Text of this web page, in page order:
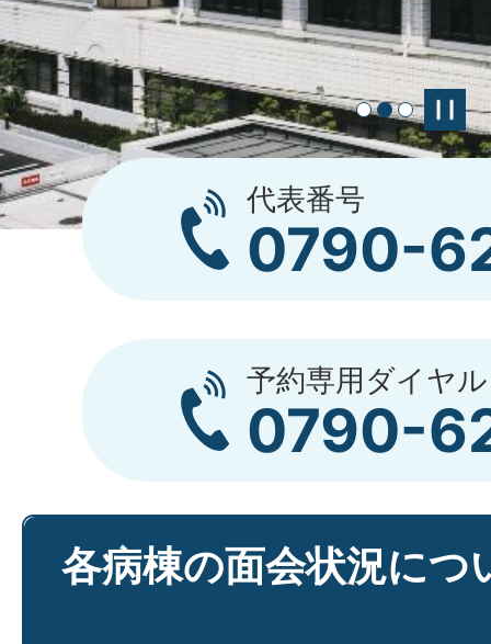
代表番号
0790-
予約専用ダイヤル
0790-
各病棟の面会状況につ